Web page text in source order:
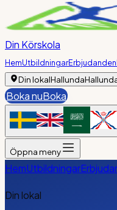
Din Körskola
HemUtbildningarErbjudanden
Din lokalHallunda
Boka nuBoka
Öppna meny
HemUtbildningar
Din lokal